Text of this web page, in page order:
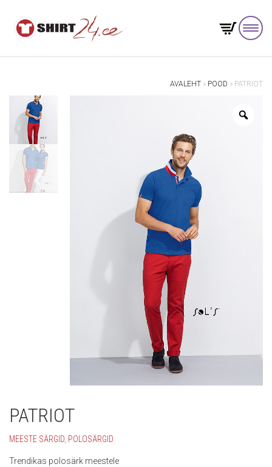
AVALEHT » POOD » PATRIOT
PATRIOT
MEESTE SÄRGID, POLOSÄRGID
Trendikas polosärk meestele